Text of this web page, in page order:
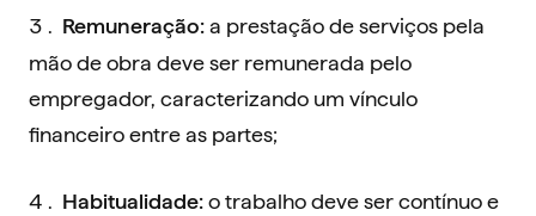
Remuneração: a prestação de serviços pela
mão de obra deve ser remunerada pelo
empregador, caracterizando um vínculo
financeiro entre as partes;
Habitualidade: o trabalho deve ser contínuo e